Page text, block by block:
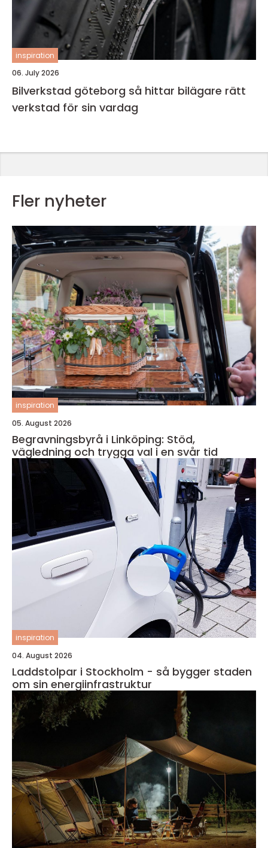
inspiration
06. July 2026
Bilverkstad göteborg så hittar bilägare rätt
verkstad för sin vardag
Fler nyheter
inspiration
05. August 2026
Begravningsbyrå i Linköping: Stöd,
vägledning och trygga val i en svår tid
inspiration
04. August 2026
Laddstolpar i Stockholm - så bygger staden
om sin energiinfrastruktur